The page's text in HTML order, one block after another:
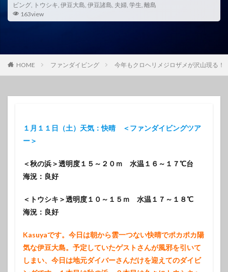
ビング, トウシキ, 伊豆大島, 伊豆諸島, 夫婦, 学生, 離島
163view
HOME ファンダイビング 今年もクロヘリメジロザメが沢山現る！
１月１１日（土）天気：快晴 ＜ファンダイビングツア
ー＞
＜秋の浜＞透明度１５～２０ｍ 水温１６～１７℃台
海況：良好
＜トウシキ＞透明度１０～１５ｍ 水温１７～１８℃
海況：良好
Kasuyaです。今日は朝から雲一つない快晴でポカポカ陽
気な伊豆大島。予定していたゲストさんが風邪を引いて
しまい、今日は地元ダイバーさんだけを迎えてのダイビ